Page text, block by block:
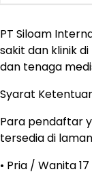
PT Siloam
sakit dan klinik
dan tenaga
Syarat
Para pendaftar
tersedia di
• Pria / Wanita